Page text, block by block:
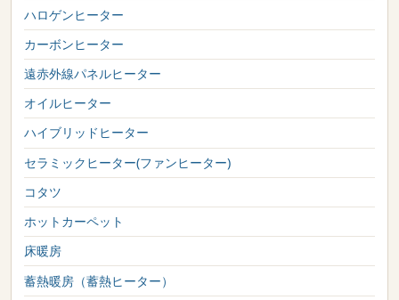
ハロゲンヒーター
カーボンヒーター
遠赤外線パネルヒーター
オイルヒーター
ハイブリッドヒーター
セラミックヒーター(ファンヒーター)
コタツ
ホットカーペット
床暖房
蓄熱暖房（蓄熱ヒーター）